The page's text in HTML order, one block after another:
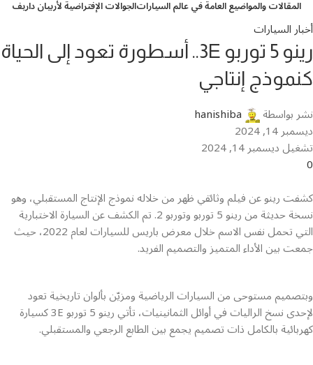
المقالات والمواضيع العامة في عالم السياراتالجوالات الإفتراضية لأربيان داريف
أخبار السيارات
رينو 5 توربو 3E.. أسطورة تعود إلى الحياة
كنموذج إنتاجي
نشر بواسطة hanishiba
ديسمبر 14, 2024
تشغيل ديسمبر 14, 2024
0
كشفت رينو عن فيلم وثائقي ظهر من خلاله نموذج الإنتاج المستقبلي، وهو
نسخة حديثة من رينو 5 توربو وتوربو 2. تم الكشف عن السيارة الاختبارية
التي تحمل نفس الاسم خلال معرض باريس للسيارات لعام 2022، حيث
جمعت بين الأداء المتميز والتصميم الفريد.
وبتصميم مستوحى من السيارات الرياضية ومزيّن بألوان تاريخية تعود
لإحدى نسخ الراليات في أوائل الثمانينيات، تأتي رينو 5 توربو 3E كسيارة
كهربائية بالكامل ذات تصميم يجمع بين الطابع الرجعي والمستقبلي.